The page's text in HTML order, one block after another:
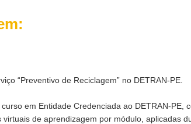
“Preventivo de Reciclagem” no DETRAN-PE.
em Entidade Credenciada ao DETRAN-PE,
virtuais de aprendizagem por módulo, aplicadas